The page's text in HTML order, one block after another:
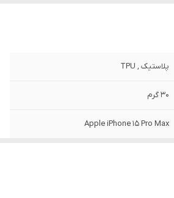
پلاستیک , TPU
30 گرم
Apple iPhone 15 Pro Max